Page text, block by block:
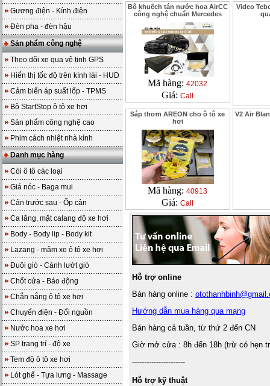
Gương điện - Kính điện
Đèn pha - đèn hậu
Sản phẩm công nghệ
Theo dõi xe qua vệ tinh GPS
Hiển thị tốc độ trên kính lái - HUD
Cảm biến áp suất lốp - TPMS
Bộ StartStop ô tô xe hơi
Sản phẩm công nghệ cao
Phim cách nhiệt nhà kính
Danh mục hàng
Còi ô tô các loại
Giá nóc - Baga mui
Cản trước sau - Ốp cản
Ca lăng, mặt calang độ xe hơi
Body - Body lip - Body kit
Lazang - mâm xe ô tô xe hơi
Đuôi gió - Cánh lướt gió
Chốt cửa - Báo động
Chắn nắng ô tô xe hơi
Chuyển điện - Đổi nguồn
Nước hoa xe hơi
SP trang trí - độ xe
Tem độ ô tô xe hơi
Lót ghế - Tựa lưng - Massage
Bộ khuếch tán nước hoa AirCC
công nghệ chuẩn Mercedes
Mã hàng:42032
Giá:Call
Video
Sáp thơm AREON cho ô tô xe
hơi
Mã hàng:40913
Giá:Call
V2 Air
Hỗ trợ online
Bán hàng online :
Hướng dẫn mua hàng qua mạng
Bán hàng cả tuần, từ thứ 2 đến CN
Giờ mở cửa : 8h đến 18h (trừ có hẹn
----------------------
Hỗ trợ kỹ thuật